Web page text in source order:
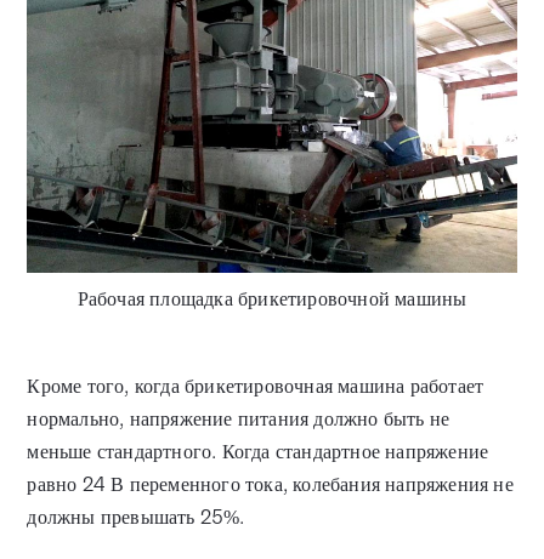
Рабочая площадка брикетировочной машины
Кроме того, когда брикетировочная машина работает
нормально, напряжение питания должно быть не
меньше стандартного. Когда стандартное напряжение
равно 24 В переменного тока, колебания напряжения не
должны превышать 25%.